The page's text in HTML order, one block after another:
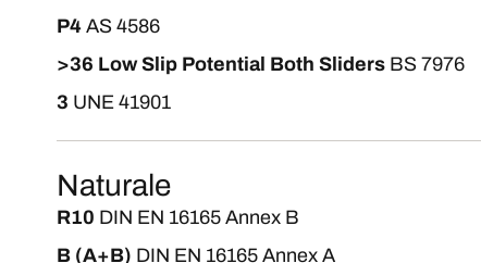
P4 AS 4586
>36 Low Slip Potential Both Sliders BS 7976
3 UNE 41901
Naturale
R10 DIN EN 16165 Annex B
B (A+B) DIN EN 16165 Annex A